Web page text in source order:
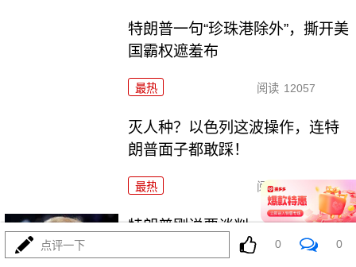
特朗普一句“珍珠港除外”，撕开美
国霸权遮羞布
最热 阅读 12057
灭人种？以色列这波操作，连特
朗普面子都敢踩！
最热 阅读 7483
特朗普刚说要谈判，伊朗又是反
点评一下 0 0